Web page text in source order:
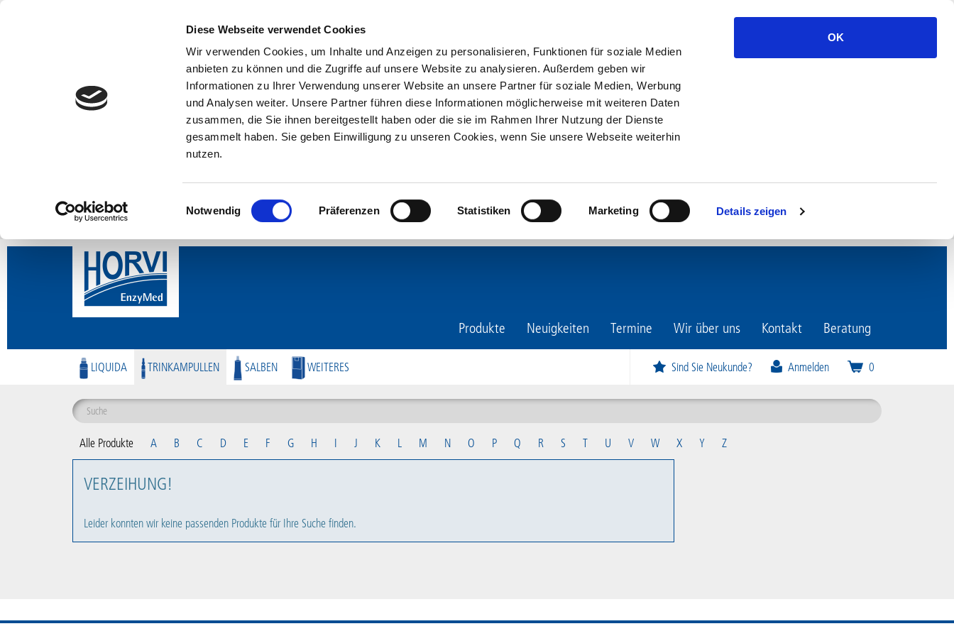
Diese Webseite verwendet Cookies
Wir verwenden Cookies, um Inhalte und Anzeigen zu personalisieren, Funktionen für soziale Medien
anbieten zu können und die Zugriffe auf unsere Website zu analysieren. Außerdem geben wir
Informationen zu Ihrer Verwendung unserer Website an unsere Partner für soziale Medien, Werbung
und Analysen weiter. Unsere Partner führen diese Informationen möglicherweise mit weiteren Daten
zusammen, die Sie ihnen bereitgestellt haben oder die sie im Rahmen Ihrer Nutzung der Dienste
gesammelt haben. Sie geben Einwilligung zu unseren Cookies, wenn Sie unsere Webseite weiterhin
nutzen.
Einwilligungsauswahl
Notwendig Präferenzen Statistiken Marketing Details zeigen
OK
Produkte Neuigkeiten Termine Wir über uns Kontakt Beratung
LIQUIDA TRINKAMPULLEN SALBEN WEITERES Sind Sie Neukunde? Anmelden 0
Alle Produkte A B C D E F G H I J K L M N O P Q R S T U V W X Y Z
VERZEIHUNG!
Leider konnten wir keine passenden Produkte für Ihre Suche finden.